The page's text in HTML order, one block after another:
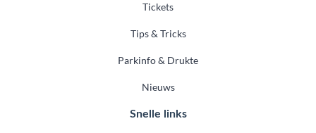
Tickets
Tips & Tricks
Parkinfo & Drukte
Nieuws
Snelle links